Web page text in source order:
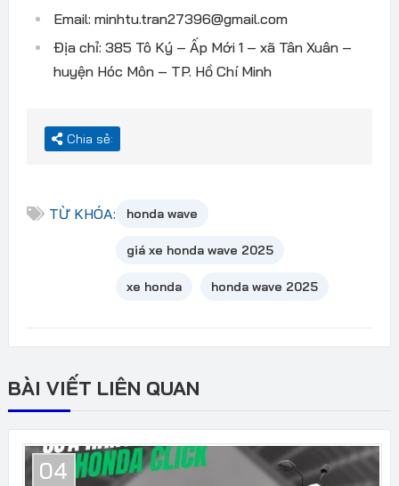
Email: minhtu.tran27396@gmail.com
Địa chỉ: 385 Tô Ký – Ấp Mới 1 – xã Tân Xuân –
huyện Hóc Môn – TP. Hồ Chí Minh
Chia sẻ:
TỪ KHÓA: honda wave
giá xe honda wave 2025
xe honda honda wave 2025
BÀI VIẾT LIÊN QUAN
04